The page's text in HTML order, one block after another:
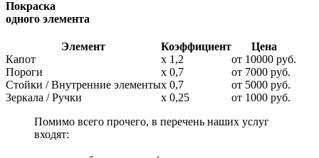
Покраска
одного элемента
Элемент Коэффициент
Цена
Капот
х 1,2
от 10000 руб.
Пороги
х 0,7
от 7000 руб.
Стойки / Внутренние элементых 0,7
от 5000 руб.
Зеркала / Ручки
х 0,25
от 1000 руб.
Помимо всего прочего, в перечень наших услуг
входят: